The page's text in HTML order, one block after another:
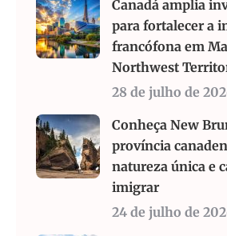
Canadá amplia
para fortalecer a
francófona em
Northwest
28 de julho de
Conheça New
província
natureza única e
imigrar
24 de julho de